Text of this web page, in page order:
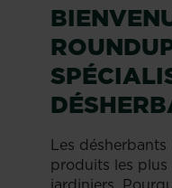
Les
produits les plus